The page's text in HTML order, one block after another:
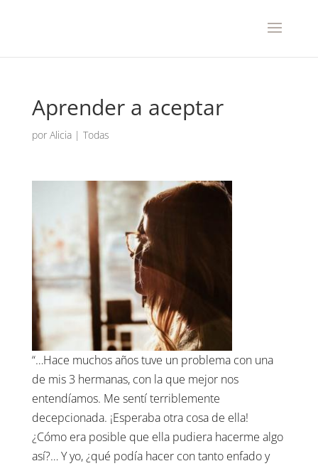
Aprender a aceptar
por Alicia| Todas
“…Hace muchos años tuve un problema con una
de mis 3 hermanas, con la que mejor nos
entendíamos. Me sentí terriblemente
decepcionada. ¡Esperaba otra cosa de ella!
¿Cómo era posible que ella pudiera hacerme algo
así?… Y yo, ¿qué podía hacer con tanto enfado y